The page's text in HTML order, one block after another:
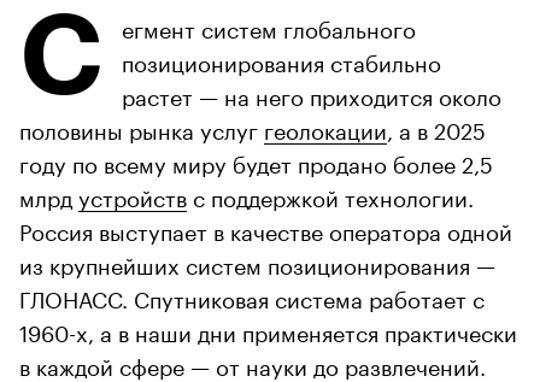
С
егмент систем глобального
позиционирования стабильно
растет — на него приходится около
половины рынка услуг геолокации , а в 2025
году по всему миру будет продано более 2,5
млрд устройств с поддержкой технологии.
Россия выступает в качестве оператора одной
из крупнейших систем позиционирования —
ГЛОНАСС. Спутниковая система работает с
1960-х, а в наши дни применяется практически
в каждой сфере — от науки до развлечений.